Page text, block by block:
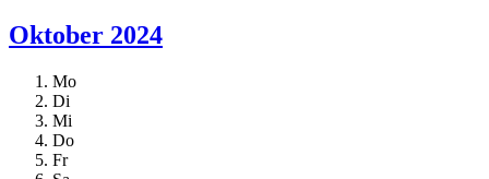
Oktober 2024
Mo
Di
Mi
Do
Fr